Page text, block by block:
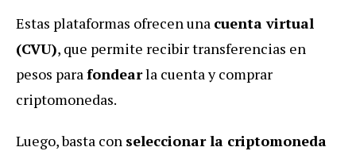
Estas plataformas ofrecen una cuenta virtual
(CVU), que permite recibir transferencias en
pesos parafondearla cuenta y comprar
criptomonedas.
Luego, basta con seleccionar la criptomoneda